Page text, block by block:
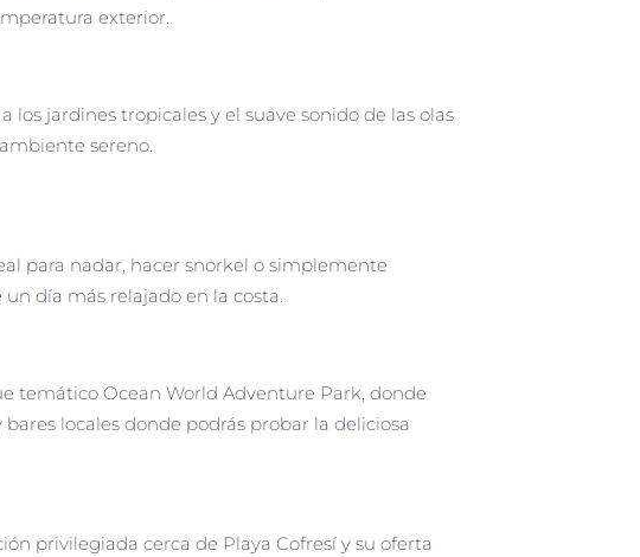
exterior.
jardines tropicales y el suave sonido de las olas
sereno.
para nadar, hacer snorkel o simplemente
día más relajado en la costa.
temático Ocean World Adventure Park, donde
locales donde podrás probar la deliciosa
privilegiada cerca de Playa Cofresí y su oferta